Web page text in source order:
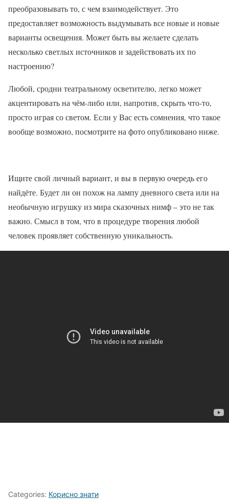
преобразовывать то, с чем взаимодействует. Это
предоставляет возможность выдумывать все новые и новые
варианты освещения. Может быть вы желаете сделать
несколько светлых источников и задействовать их по
настроению?
Любой, сродни театральному осветителю, легко может
акцентировать на чём-либо или, напротив, скрыть что-то,
просто играя со светом. Если у Вас есть сомнения, что такое
вообще возможно, посмотрите на фото опубликовано ниже.
Ищите свой личный вариант, и вы в первую очередь его
найдёте. Будет ли он похож на лампу дневного света или на
необычную игрушку из мира сказочных нимф – это не так
важно. Смысл в том, что в процедуре творения любой
человек проявляет собственную уникальность.
Categories: Корисно знати